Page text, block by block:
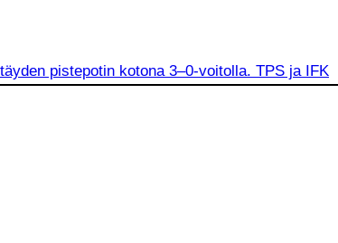
pistepotin kotona 3–0-voitolla. TPS ja IFK